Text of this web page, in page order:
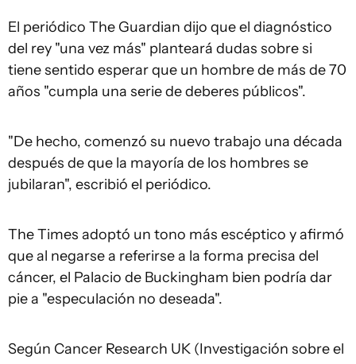
El periódico The Guardian dijo que el diagnóstico
del rey "una vez más" planteará dudas sobre si
tiene sentido esperar que un hombre de más de 70
años "cumpla una serie de deberes públicos".
"De hecho, comenzó su nuevo trabajo una década
después de que la mayoría de los hombres se
jubilaran", escribió el periódico.
The Times adoptó un tono más escéptico y afirmó
que al negarse a referirse a la forma precisa del
cáncer, el Palacio de Buckingham bien podría dar
pie a "especulación no deseada".
Según Cancer Research UK (Investigación sobre el